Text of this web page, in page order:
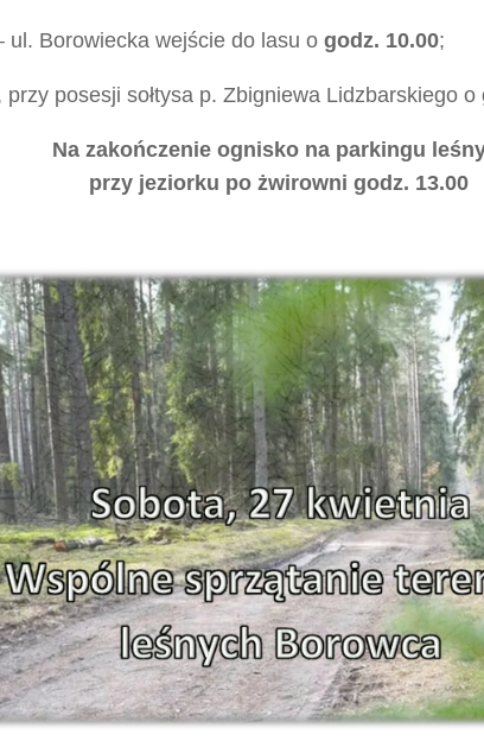
ul. Borowiecka wejście do lasu o godz. 10.00;
przy posesji sołtysa p. Zbigniewa Lidzbarskiego o
Na zakończenie ognisko na parkingu
przy jeziorku po żwirowni godz. 13.00